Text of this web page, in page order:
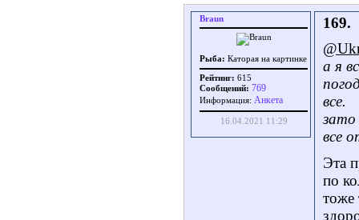
Braun
Рыба: Каторая на картинке
Рейтинг: 615
Сообщений: 769
Информация: Aнкета
16.04.2021 11:29
169.
а я
все.
зато
все
Эта
по
тоже